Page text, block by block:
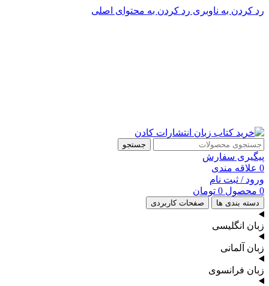
رد کردن به ناوبری رد کردن به محتوای اصلی
جستجو
پیگیری سفارش
0 علاقه مندی
ورود / ثبت نام
0 محصول 0 تومان
دسته بندی ها صفحات کاربردی
زبان انگلیسی
زبان آلمانی
زبان فرانسوی